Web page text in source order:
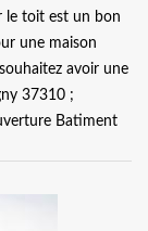
le toit est un bon
une maison
avoir une
37310 ;
Batiment